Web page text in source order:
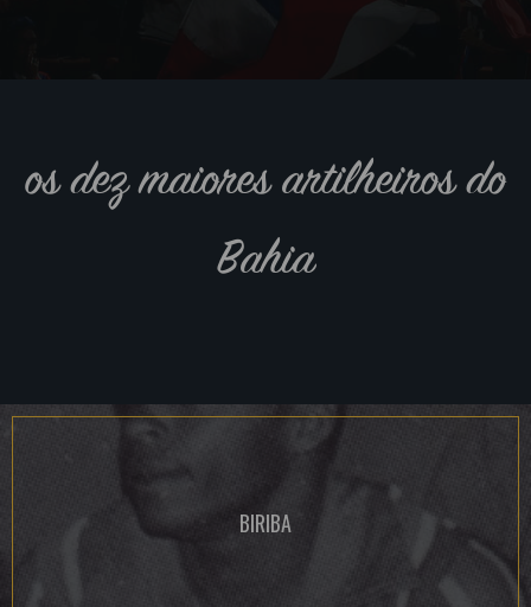
os dez maiores artilheiros do
Bahia
BIRIBA